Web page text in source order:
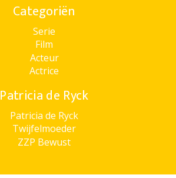
Categoriën
Serie
Film
Acteur
Actrice
Patricia de Ryck
Patricia de Ryck
Twijfelmoeder
ZZP Bewust